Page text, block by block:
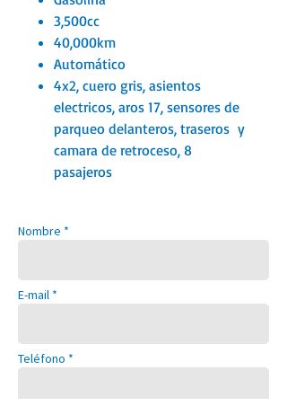
3,500cc
40,000km
Automático
4x2, cuero gris, asientos
electricos, aros 17, sensores de
parqueo delanteros, traseros y
camara de retroceso, 8
pasajeros
Nombre *
E-mail *
Teléfono *